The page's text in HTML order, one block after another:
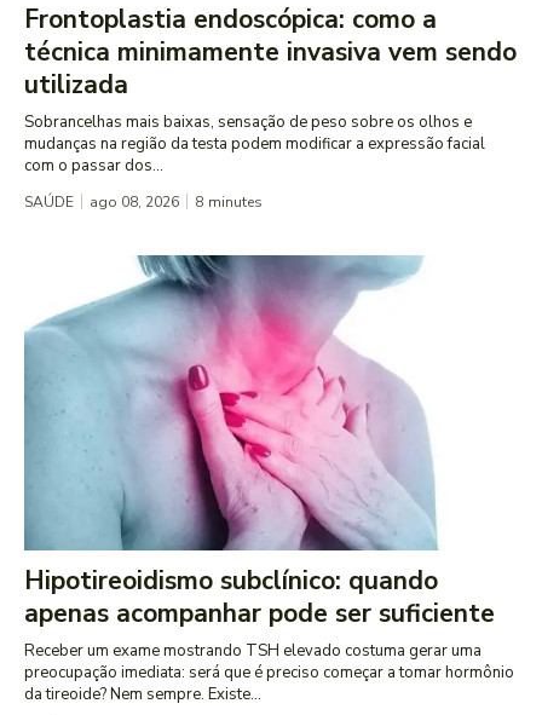
Frontoplastia endoscópica: como a
técnica minimamente invasiva vem sendo
utilizada
Sobrancelhas mais baixas, sensação de peso sobre os olhos e
mudanças na região da testa podem modificar a expressão facial
com o passar dos...
SAÚDE ago 08, 2026 8 minutes
Hipotireoidismo subclínico: quando
apenas acompanhar pode ser suficiente
Receber um exame mostrando TSH elevado costuma gerar uma
preocupação imediata: será que é preciso começar a tomar hormônio
da tireoide? Nem sempre. Existe...